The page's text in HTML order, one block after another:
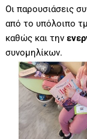
Οι παρουσιάσεις
από το υπόλοιπο
καθώς και την
συνομηλίκων.